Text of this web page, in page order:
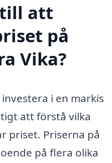
att
på
Vika?
i en markis
att förstå vilka
priset. Priserna på
på flera olika